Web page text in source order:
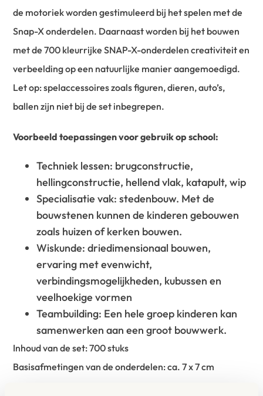
de motoriek worden gestimuleerd bij het spelen met de
Snap-X onderdelen. Daarnaast worden bij het bouwen
met de 700 kleurrijke SNAP-X-onderdelen creativiteit en
verbeelding op een natuurlijke manier aangemoedigd.
Let op: spelaccessoires zoals figuren, dieren, auto’s,
ballen zijn niet bij de set inbegrepen.
Voorbeeld toepassingen voor gebruik op school:
Techniek lessen: brugconstructie,
hellingconstructie, hellend vlak, katapult, wip
Specialisatie vak: stedenbouw. Met de
bouwstenen kunnen de kinderen gebouwen
zoals huizen of kerken bouwen.
Wiskunde: driedimensionaal bouwen,
ervaring met evenwicht,
verbindingsmogelijkheden, kubussen en
veelhoekige vormen
Teambuilding: Een hele groep kinderen kan
samenwerken aan een groot bouwwerk.
Inhoud van de set: 700 stuks
Basisafmetingen van de onderdelen: ca. 7 x 7 cm